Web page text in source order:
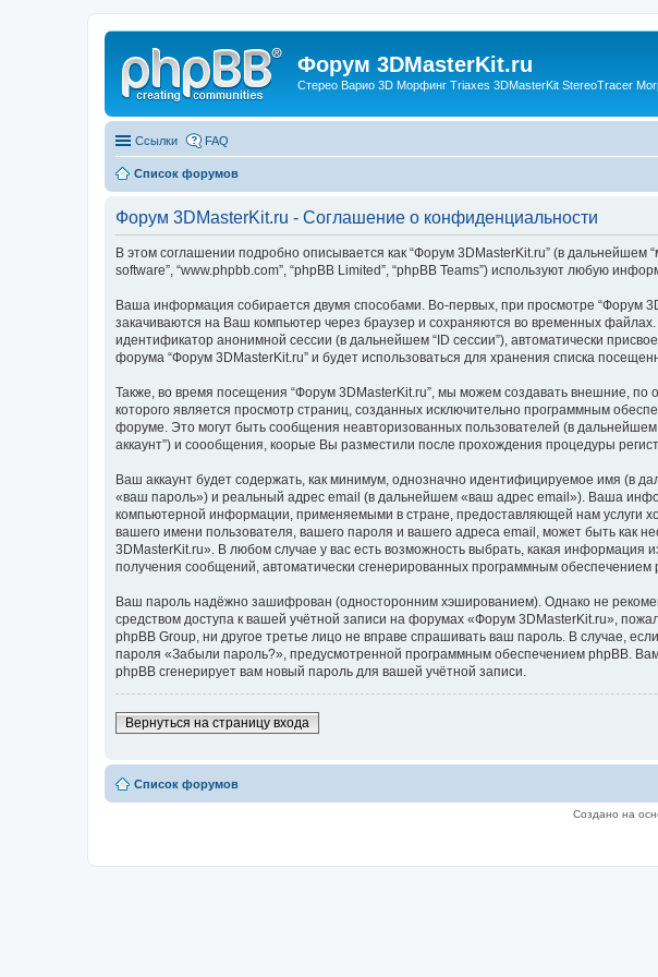
Форум 3DMasterKit.ru
Стерео Варио 3D Морфинг Triaxes 3DMasterKit StereoTracer
Ссылки FAQ
Список форумов
Форум 3DMasterKit.ru - Соглашение о конфиденциальности
В этом соглашении подробно описывается как “Форум 3DMasterKit.ru” (в дальнейшем
software”, “www.phpbb.com”, “phpBB Limited”, “phpBB Teams”) используют любую
Ваша информация собирается двумя способами. Во-первых, при просмотре “Форум
закачиваются на Ваш компьютер через браузер и сохраняются во временных
идентификатор анонимной сессии (в дальнейшем “ID сессии”), автоматически
форума “Форум 3DMasterKit.ru” и будет использоваться для хранения списка
Также, во время посещения “Форум 3DMasterKit.ru”, мы можем создавать внешние,
которого является просмотр страниц, созданных исключительно программным
форуме. Это могут быть сообщения неавторизованных пользователей (в
аккаунт”) и соообщения, коорые Вы разместили после прохождения процедуры
Ваш аккаунт будет содержать, как минимум, однозначно идентифицируемое имя (в
«ваш пароль») и реальный адрес email (в дальнейшем «ваш адрес email»). Ваша
компьютерной информации, применяемыми в стране, предоставляющей нам услуги
вашего имени пользователя, вашего пароля и вашего адреса email, может быть как
3DMasterKit.ru». В любом случае у вас есть возможность выбрать, какая информация
получения сообщений, автоматически сгенерированных программным обеспечением
Ваш пароль надёжно зашифрован (односторонним хэшированием). Однако не
средством доступа к вашей учётной записи на форумах «Форум 3DMasterKit.ru»,
phpBB Group, ни другое третье лицо не вправе спрашивать ваш пароль. В случае,
пароля «Забыли пароль?», предусмотренной программным обеспечением phpBB.
phpBB сгенерирует вам новый пароль для вашей учётной записи.
Вернуться на страницу входа
Список форумов
Создано на